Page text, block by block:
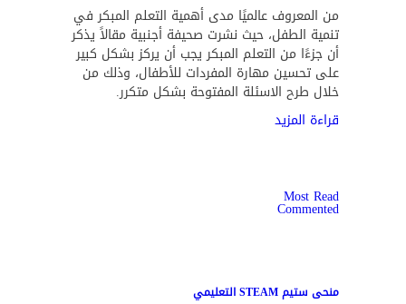
من المعروف عالميًا مدى أهمية التعلم المبكر في
تنمية الطفل، حيث نشرت صحيفة أجنبية مقالاً يذكر
أن جزءًا من التعلم المبكر يجب أن يركز بشكل كبير
على تحسين مهارة المفردات للأطفال، وذلك من
خلال طرح الاسئلة المفتوحة بشكل متكرر.
قراءة المزيد
Most Read
Commented
منحى ستيم STEAM التعليمي